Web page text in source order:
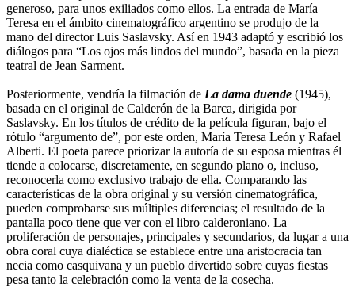
generoso, para unos exiliados como ellos. La entrada de María
Teresa en el ámbito cinematográfico argentino se produjo de la
mano del director Luis Saslavsky. Así en 1943 adaptó y escribió los
diálogos para “Los ojos más lindos del mundo”, basada en la pieza
teatral de Jean Sarment.
Posteriormente, vendría la filmación de La dama duende (1945),
basada en el original de Calderón de la Barca, dirigida por
Saslavsky. En los títulos de crédito de la película figuran, bajo el
rótulo “argumento de”, por este orden, María Teresa León y Rafael
Alberti. El poeta parece priorizar la autoría de su esposa mientras él
tiende a colocarse, discretamente, en segundo plano o, incluso,
reconocerla como exclusivo trabajo de ella. Comparando las
características de la obra original y su versión cinematográfica,
pueden comprobarse sus múltiples diferencias; el resultado de la
pantalla poco tiene que ver con el libro calderoniano. La
proliferación de personajes, principales y secundarios, da lugar a una
obra coral cuya dialéctica se establece entre una aristocracia tan
necia como casquivana y un pueblo divertido sobre cuyas fiestas
pesa tanto la celebración como la venta de la cosecha.